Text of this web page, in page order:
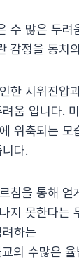
수 많은 두
감정을 통치
한 시위진압
움 입니다.
위축되는
다.
침을 통해
지 못한다는
하는
의 수많은